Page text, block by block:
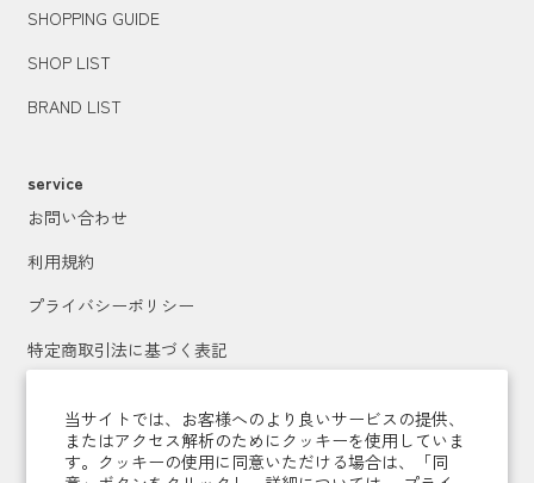
当サイトでは、お客様へのより良いサービスの提供、
またはアクセス解析のためにクッキーを使用していま
す。クッキーの使用に同意いただける場合は、「同
SHOPPING GUIDE
SHOP LIST
BRAND LIST
service
お問い合わせ
利用規約
プライバシーポリシー
特定商取引法に基づく表記
メールマガジン登録